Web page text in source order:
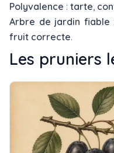
Polyvalence : tarte,
Arbre de jardin fiable
fruit correcte.
Les pruniers